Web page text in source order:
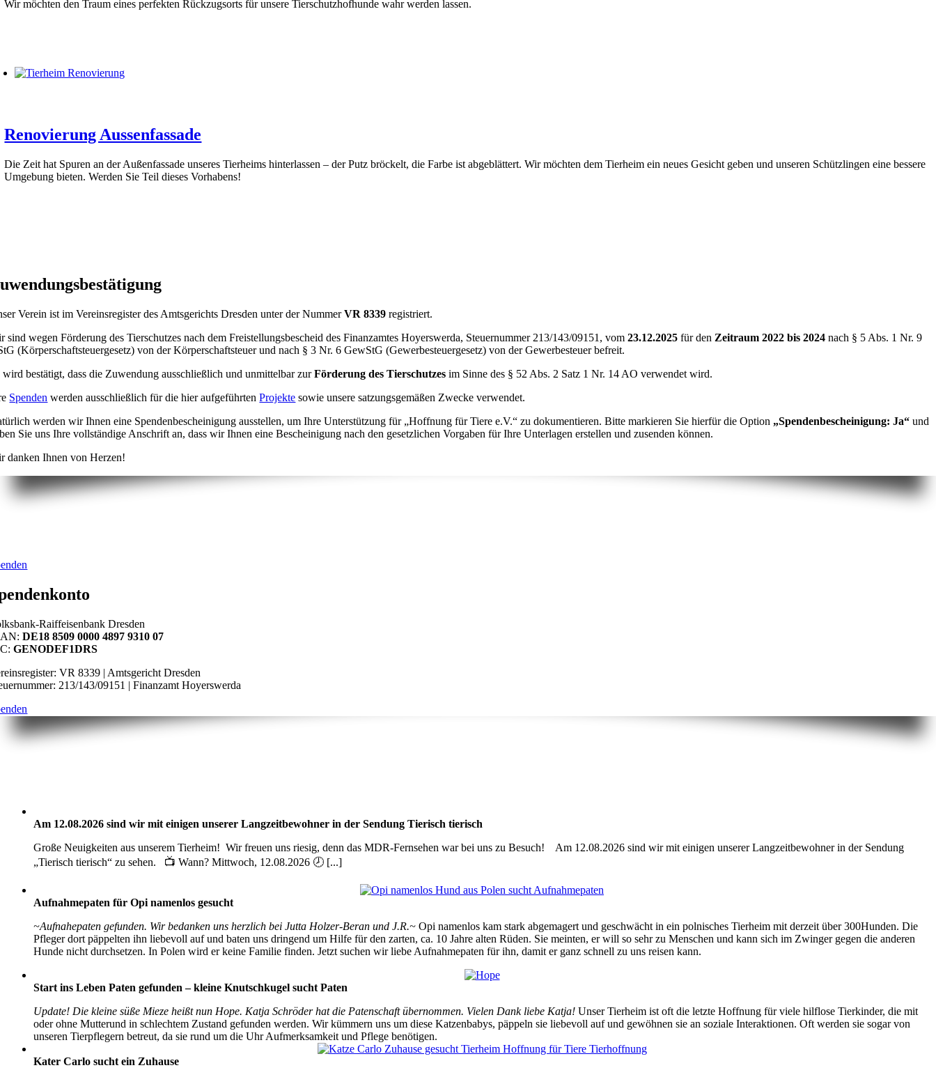
Wir möchten den Traum eines perfekten Rückzugsorts für unsere Tierschutzhofhunde wahr werden lassen.
Renovierung Aussenfassade
Die Zeit hat Spuren an der Außenfassade unseres Tierheims hinterlassen – der Putz bröckelt, die Farbe ist abgeblättert. Wir möchten dem Tierheim ein neues Gesicht geben und unseren Schützlingen eine bessere
Umgebung bieten. Werden Sie Teil dieses Vorhabens!
Verein ist im Vereinsregister des Amtsgerichts Dresden unter der NummerVR 8339 registriert.
sind wegen Förderung des Tierschutzes nach dem Freistellungsbescheid des Finanzamtes Hoyerswerda, Steuernummer 213/143/09151, vom23.12.2025 für den Zeitraum 2022 bis 2024 nach § 5 Abs. 1 Nr. 9
(Körperschaftsteuergesetz) von der Körperschaftsteuer und nach § 3 Nr. 6 GewStG (Gewerbesteuergesetz) von der Gewerbesteuer befreit.
wird bestätigt, dass die Zuwendung ausschließlich und unmittelbar zurFörderung des Tierschutzes im Sinne des § 52 Abs. 2 Satz 1 Nr. 14 AO verwendet wird.
Spenden werden ausschließlich für die hier aufgeführtenProjekte sowie unsere satzungsgemäßen Zwecke verwendet.
werden wir Ihnen eine Spendenbescheinigung ausstellen, um Ihre Unterstützung für „Hoffnung für Tiere e.V.“ zu dokumentieren. Bitte markieren Sie hierfür die Option „Spendenbescheinigung: Ja“ und
Sie uns Ihre vollständige Anschrift an, dass wir Ihnen eine Bescheinigung nach den gesetzlichen Vorgaben für Ihre Unterlagen erstellen und zusenden können.
danken Ihnen von Herzen!
Raiffeisenbank Dresden
DE18 8509 0000 4897 9310 07
GENODEF1DRS
VR 8339 | Amtsgericht Dresden
213/143/09151 | Finanzamt Hoyerswerda
Am 12.08.2026 sind wir mit einigen unserer Langzeitbewohner in der Sendung Tierisch tierisch
Große Neuigkeiten aus unserem Tierheim! Wir freuen uns riesig, denn das MDR-Fernsehen war bei uns zu Besuch! Am 12.08.2026 sind wir mit einigen unserer Langzeitbewohner in der Sendung
„Tierisch tierisch“ zu sehen. 📺 Wann? Mittwoch, 12.08.2026 🕗 [...]
Aufnahmepaten für Opi namenlos gesucht
~Aufnahepaten gefunden. Wir bedanken uns herzlich bei Jutta Holzer-Beran und J.R.~ Opi namenlos kam stark abgemagert und geschwächt in ein polnisches Tierheim mit derzeit über 300Hunden. Die
Pfleger dort päppelten ihn liebevoll auf und baten uns dringend um Hilfe für den zarten, ca. 10 Jahre alten Rüden. Sie meinten, er will so sehr zu Menschen und kann sich im Zwinger gegen die anderen
Hunde nicht durchsetzen. In Polen wird er keine Familie finden. Jetzt suchen wir liebe Aufnahmepaten für ihn, damit er ganz schnell zu uns reisen kann.
Start ins Leben Paten gefunden – kleine Knutschkugel sucht Paten
Update! Die kleine süße Mieze heißt nun Hope. Katja Schröder hat die Patenschaft übernommen. Vielen Dank liebe Katja! Unser Tierheim ist oft die letzte Hoffnung für viele hilflose Tierkinder, die mit
oder ohne Mutterund in schlechtem Zustand gefunden werden. Wir kümmern uns um diese Katzenbabys, päppeln sie liebevoll auf und gewöhnen sie an soziale Interaktionen. Oft werden sie sogar von
unseren Tierpflegern betreut, da sie rund um die Uhr Aufmerksamkeit und Pflege benötigen.
Kater Carlo sucht ein Zuhause